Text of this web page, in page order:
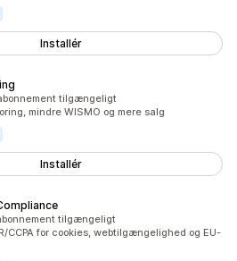
Installér
tilgængeligt
mindre WISMO og mere salg
Installér
tilgængeligt
CCPA for cookies, webtilgængelighed og EU-